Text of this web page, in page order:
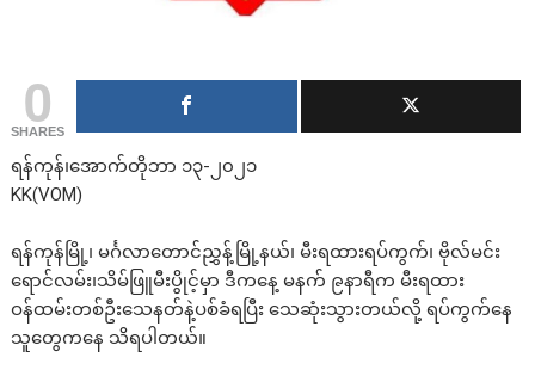
0
SHARES
ရန်ကုန်၊အောက်တိုဘာ ၁၃-၂၀၂၁
KK(VOM)
ရန်ကုန်မြို့၊ မင်္ဂလာတောင်ညွှန့်မြို့နယ်၊ မီးရထားရပ်ကွက်၊ ဗိုလ်မင်း
ရောင်လမ်း၊သိမ်ဖြူမီးပွိုင့်မှာ ဒီကနေ့ မနက် ၉နာရီက မီးရထား
ဝန်ထမ်းတစ်ဦးသေနတ်နဲ့ပစ်ခံရပြီး သေဆုံးသွားတယ်လို့ ရပ်ကွက်နေ
သူတွေကနေ သိရပါတယ်။